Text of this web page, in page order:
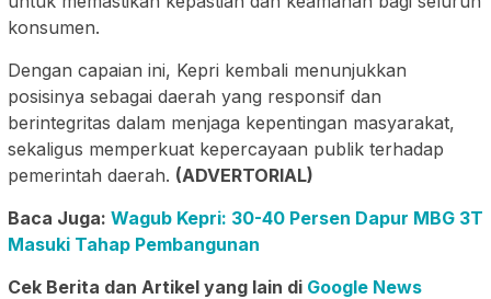
konsumen.
Dengan capaian ini, Kepri kembali menunjukkan
posisinya sebagai daerah yang responsif dan
berintegritas dalam menjaga kepentingan masyarakat,
sekaligus memperkuat kepercayaan publik terhadap
pemerintah daerah. (ADVERTORIAL)
Baca Juga: Wagub Kepri: 30-40 Persen Dapur MBG 3T
Masuki Tahap Pembangunan
Cek Berita dan Artikel yang lain di Google News